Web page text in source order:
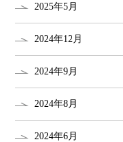
2025年5月
2024年12月
2024年9月
2024年8月
2024年6月